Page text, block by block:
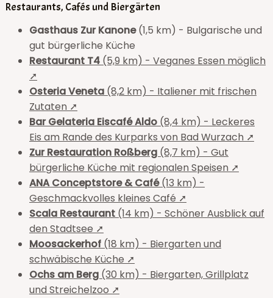
Restaurants, Cafés und Biergärten
Gasthaus Zur Kanone(1,5 km) - Bulgarische und
gut bürgerliche Küche
Restaurant T4 (5,9 km) - Veganes Essen möglich
➚
Osteria Veneta (8,2 km) - Italiener mit frischen
Zutaten ➚
Bar Gelateria Eiscafé Aldo (8,4 km) - Leckeres
Eis am Rande des Kurparks von Bad Wurzach ➚
Zur Restauration Roßberg (8,7 km) - Gut
bürgerliche Küche mit regionalen Speisen ➚
ANA Conceptstore & Café(13 km) -
Geschmackvolles kleines Café ➚
Scala Restaurant (14 km) - Schöner Ausblick auf
den Stadtsee ➚
Moosackerhof (18 km) - Biergarten und
schwäbische Küche ➚
Ochs am Berg (30 km) - Biergarten, Grillplatz
und Streichelzoo ➚